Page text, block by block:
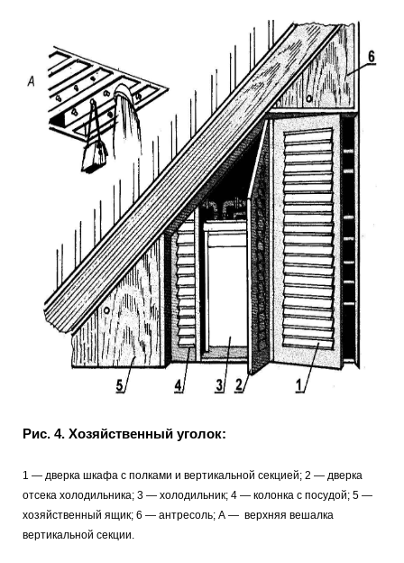
Рис. 4. Хозяйственный уголок:
1 — дверка шкафа с полками и вертикальной секцией; 2 — дверка
отсека холодильника; 3 — холодильник; 4 — колонка с посудой; 5 —
хозяйственный ящик; 6 — антресоль; А — верхняя вешалка
вертикальной секции.